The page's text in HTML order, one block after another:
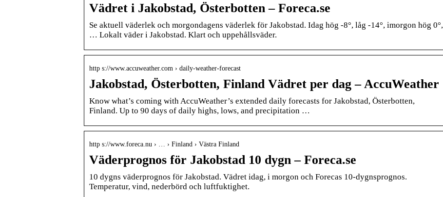
Vädret i Jakobstad, Österbotten – Foreca.se
Se aktuell väderlek och morgondagens väderlek för Jakobstad. Idag hög -8°, låg -14°, imorgon hög 0°,
… Lokalt väder i Jakobstad. Klart och uppehållsväder.
http s://www.accuweather.com › daily-weather-forecast
Jakobstad, Österbotten, Finland Vädret per dag – AccuWeather
Know what’s coming with AccuWeather’s extended daily forecasts for Jakobstad, Österbotten,
Finland. Up to 90 days of daily highs, lows, and precipitation …
http s://www.foreca.nu › … › Finland › Västra Finland
Väderprognos för Jakobstad 10 dygn – Foreca.se
10 dygns väderprognos för Jakobstad. Vädret idag, i morgon och Forecas 10-dygnsprognos.
Temperatur, vind, nederbörd och luftfuktighet.